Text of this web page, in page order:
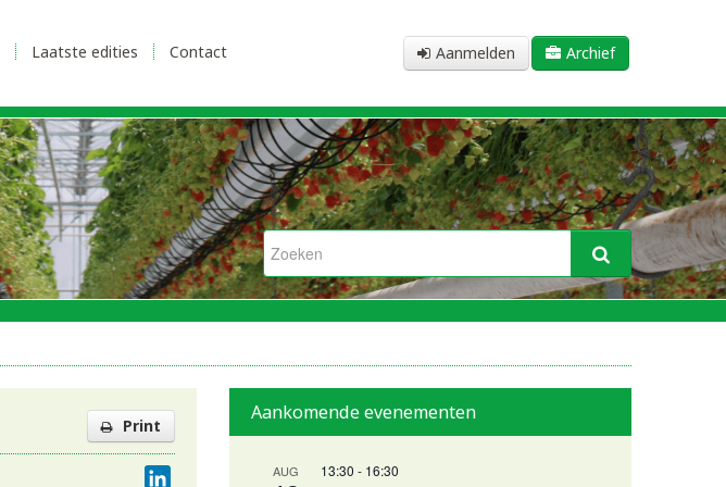
Aanmelden Archief
Laatste edities Contact
Print
Aankomende evenementen
AUG 13:30 - 16:30